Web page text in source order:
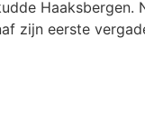
zijn eerste